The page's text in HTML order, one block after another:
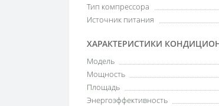
Тип компрессора
Источник питания
ХАРАКТЕРИСТИКИ
Модель
Мощность
Площадь
Энергоэффективность